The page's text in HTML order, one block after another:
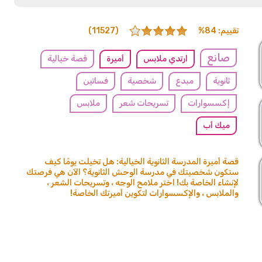
تقييم: 84% (11527)
صانع ارتدي ملابس أميرة قصة خيالية
ثانوية مبدع شخصية فساتين
إكسسوارات تسريحات شعر ملابس
ميك أب
قصة أميرة المدرسة الثانوية الخيالية: هل تخيلت يومًا كيف
ستكون شخصيتك في مدرسة الوحش الثانوية؟ الآن هي فرصتك
لإنشاء الخاصة بك! اختر ملامح الوجه ، وتسريحات الشعر ،
والملابس ، والإكسسوارات لتكوين أميرتك الخاصة!